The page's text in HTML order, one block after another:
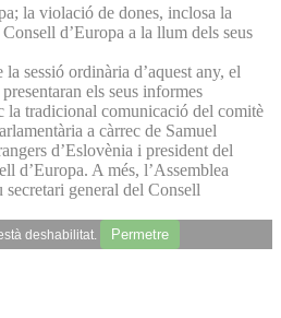
la violació de dones, inclosa la
d’Europa a la llum dels seus
sessió ordinària d’aquest any, el
els seus informes
la tradicional comunicació del comitè
a càrrec de Samuel
d’Eslovènia i president del
d’Europa. A més, l’Assemblea
general del Consell
deshabilitat. Permetre